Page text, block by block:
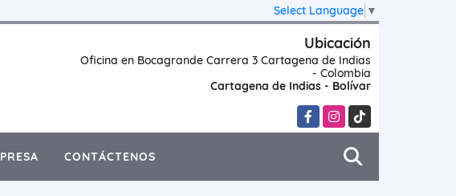
Select Language ▼
Ubicación
Oficina en Bocagrande Carrera 3 Cartagena de Indias
- Colombia
Cartagena de Indias - Bolívar
FacebookInstagram
TikTok
CONTÁCTENOS